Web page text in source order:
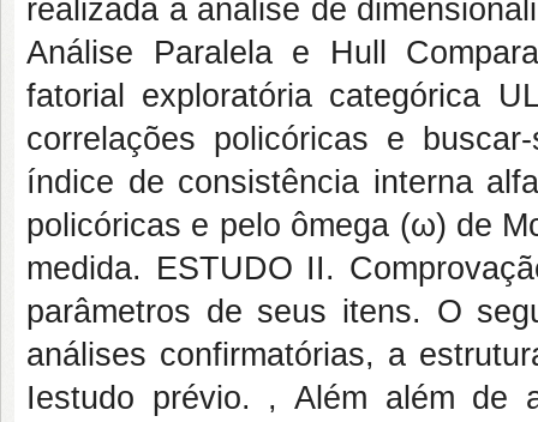
realizada a análise de
Análise Paralela e Hull
fatorial exploratória categórica
correlações policóricas e
índice de consistência interna
policóricas e pelo ômega (ω) de
medida. ESTUDO II.
parâmetros de seus itens. O
análises confirmatórias, a
Iestudo prévio. , Além além de